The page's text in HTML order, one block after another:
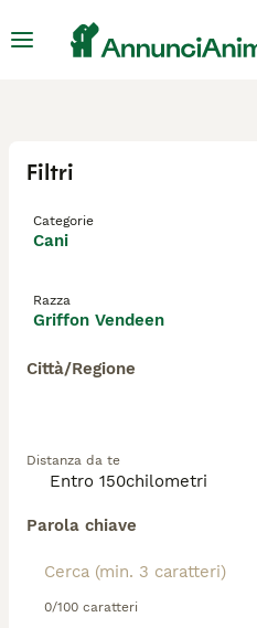
Filtri
Categorie
Cani
Razza
Griffon Vendeen
Città/Regione
Distanza da te
Parola chiave
0/100 caratteri